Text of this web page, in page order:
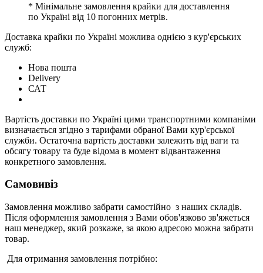
* Мінімальне замовлення крайки для доставлення
по Україні від 10 погонних метрів.
Доставка крайки по Україні можлива однією з кур'єрських
служб:
Нова пошта
Delivery
САТ
Вартість доставки по Україні цими транспортними компаніми
визначається згідно з тарифами обраної Вами кур'єрської
служби. Остаточна вартість доставки залежить від ваги та
обсягу товару та буде відома в момент відвантаження
конкретного замовлення.
Самовивіз
Замовлення можливо забрати самостійно з наших складів.
Після оформлення замовлення з Вами обов'язково зв'яжеться
наш менеджер, який розкаже, за якою адресою можна забрати
товар.
Для отримання замовлення потрібно: